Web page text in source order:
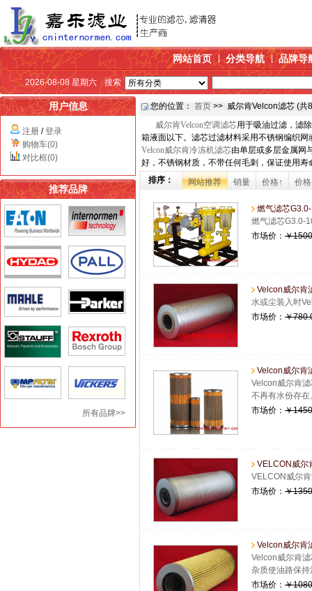
网站首页 分类导航 品牌导
2026-08-08 星期六 搜索
用户信息
注册 /登录
购物车(0)
对比框(0)
推荐品牌
所有品牌>>
您的位置： 首页 >> 威尔肯Velcon滤芯 (共
威尔肯Velcon空调滤芯用于吸油过滤，滤
箱液面以下。滤芯过滤材料采用不锈钢编织
Velcon威尔肯冷冻机滤芯由单层或多层金属网
好，不锈钢材质，不带任何毛刺，保证使用寿
排序：
网站推荐 销量 价格↑ 价
燃气滤芯
燃气滤芯G3.0-
市场价： ￥
Velcon威尔肯
水或尘装入时
市场价： ￥
Velcon威尔肯
Velcon威尔肯
不再有水份存在
市场价： ￥
VELCON威尔
VELCON威尔
市场价： ￥
Velcon威尔肯
Velcon威尔肯
杂质使油路保持
市场价： ￥